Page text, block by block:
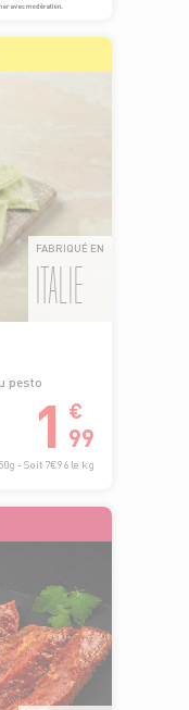
avec modération.
FABRIQUÉ EN
ITALIE
pesto
1 €
99
- Soit 7€96 le kg